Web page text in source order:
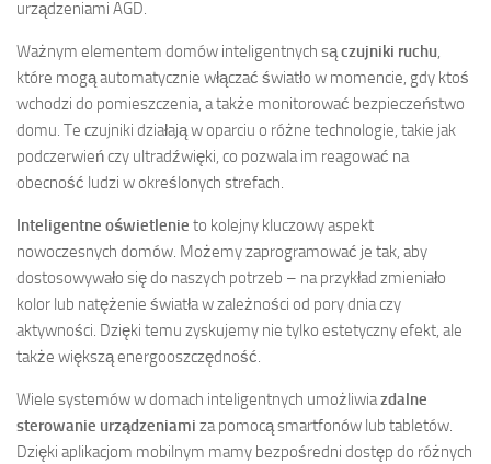
urządzeniami AGD.
Ważnym elementem domów inteligentnych sączujniki ruchu,
które mogą automatycznie włączać światło w momencie, gdy ktoś
wchodzi do pomieszczenia, a także monitorować bezpieczeństwo
domu. Te czujniki działają w oparciu o różne technologie, takie jak
podczerwień czy ultradźwięki, co pozwala im reagować na
obecność ludzi w określonych strefach.
Inteligentne oświetlenie to kolejny kluczowy aspekt
nowoczesnych domów. Możemy zaprogramować je tak, aby
dostosowywało się do naszych potrzeb – na przykład zmieniało
kolor lub natężenie światła w zależności od pory dnia czy
aktywności. Dzięki temu zyskujemy nie tylko estetyczny efekt, ale
także większą energooszczędność.
Wiele systemów w domach inteligentnych umożliwiazdalne
sterowanie urządzeniami za pomocą smartfonów lub tabletów.
Dzięki aplikacjom mobilnym mamy bezpośredni dostęp do różnych